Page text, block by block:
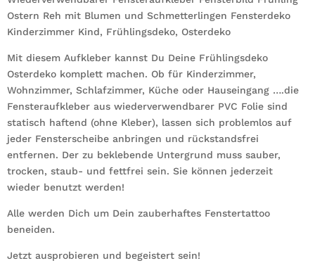
Kinderzimmer
Kind,
Osterdeko
Menge
Ostern Reh mit Blumen und Schmetterlingen Fensterdeko
Kinderzimmer Kind, Frühlingsdeko, Osterdeko
Mit diesem Aufkleber kannst Du Deine Frühlingsdeko
Osterdeko komplett machen. Ob für Kinderzimmer,
Wohnzimmer, Schlafzimmer, Küche oder Hauseingang ….die
Fensteraufkleber aus wiederverwendbarer PVC Folie sind
statisch haftend (ohne Kleber), lassen sich problemlos auf
jeder Fensterscheibe anbringen und rückstandsfrei
entfernen. Der zu beklebende Untergrund muss sauber,
trocken, staub- und fettfrei sein. Sie können jederzeit
wieder benutzt werden!
Alle werden Dich um Dein zauberhaftes Fenstertattoo
beneiden.
Jetzt ausprobieren und begeistert sein!